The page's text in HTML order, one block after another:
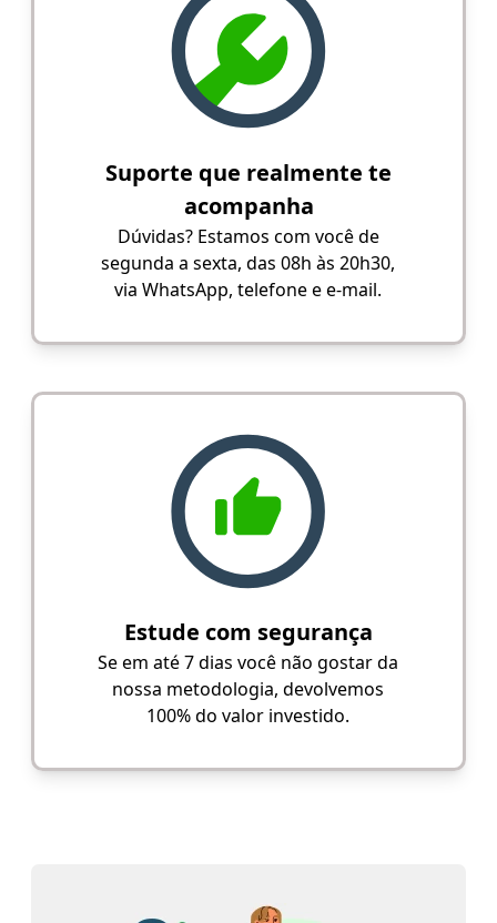
Suporte que realmente te
acompanha
Dúvidas? Estamos com você de
segunda a sexta, das 08h às 20h30,
via WhatsApp, telefone e e-mail.
Estude com segurança
Se em até 7 dias você não gostar da
nossa metodologia, devolvemos
100% do valor investido.